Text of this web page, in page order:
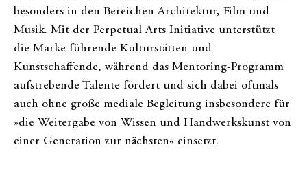
besonders in den Bereichen Architektur, Film und
Musik. Mit der Perpetual Arts Initiative unterstützt
die Marke führende Kulturstätten und
Kunstschaffende, während das Mentoring-Programm
aufstrebende Talente fördert und sich dabei oftmals
auch ohne große mediale Begleitung insbesondere für
»die Weitergabe von Wissen und Handwerkskunst von
einer Generation zur nächsten« einsetzt.